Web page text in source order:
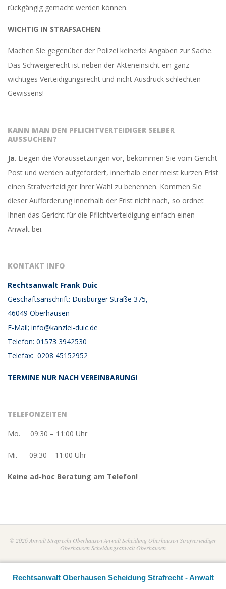
rückgängig gemacht werden können.
WICHTIG IN STRAFSACHEN:
Machen Sie gegenüber der Polizei keinerlei Angaben zur Sache.
Das Schweigerecht ist neben der Akteneinsicht ein ganz
wichtiges Verteidigungsrecht und nicht Ausdruck schlechten
Gewissens!
KANN MAN DEN PFLICHTVERTEIDIGER SELBER
AUSSUCHEN?
Ja. Liegen die Voraussetzungen vor, bekommen Sie vom Gericht
Post und werden aufgefordert, innerhalb einer meist kurzen Frist
einen Strafverteidiger Ihrer Wahl zu benennen. Kommen Sie
dieser Aufforderung innerhalb der Frist nicht nach, so ordnet
Ihnen das Gericht für die Pflichtverteidigung einfach einen
Anwalt bei.
KONTAKT INFO
Rechtsanwalt Frank Duic
Geschäftsanschrift: Duisburger Straße 375,
46049 Oberhausen
E-Mail; info@kanzlei-duic.de
Telefon: 01573 3942530
Telefax: 0208 45152952
TERMINE NUR NACH VEREINBARUNG!
TELEFONZEITEN
Mo. 09:30 – 11:00 Uhr
Mi. 09:30 – 11:00 Uhr
Keine ad-hoc Beratung am Telefon!
© 2026 Anwalt Strafrecht Oberhausen Anwalt Scheidung Oberhausen Strafverteidiger
Oberhausen Scheidungsanwalt Oberhausen
Rechtsanwalt Oberhausen Scheidung Strafrecht - Anwalt